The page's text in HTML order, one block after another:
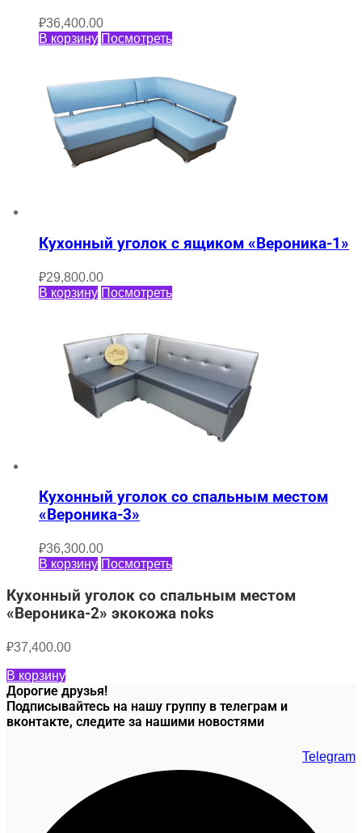
₽36,400.00
В корзину Посмотреть
Кухонный уголок с ящиком «Вероника-1»
₽29,800.00
В корзину Посмотреть
Кухонный уголок со спальным местом
«Вероника-3»
₽36,300.00
В корзину Посмотреть
Кухонный уголок со спальным местом
«Вероника-2» экокожа noks
₽37,400.00
В корзину
Дорогие друзья!
Подписывайтесь на нашу группу в телеграм и
вконтакте, следите за нашими новостями
Telegram